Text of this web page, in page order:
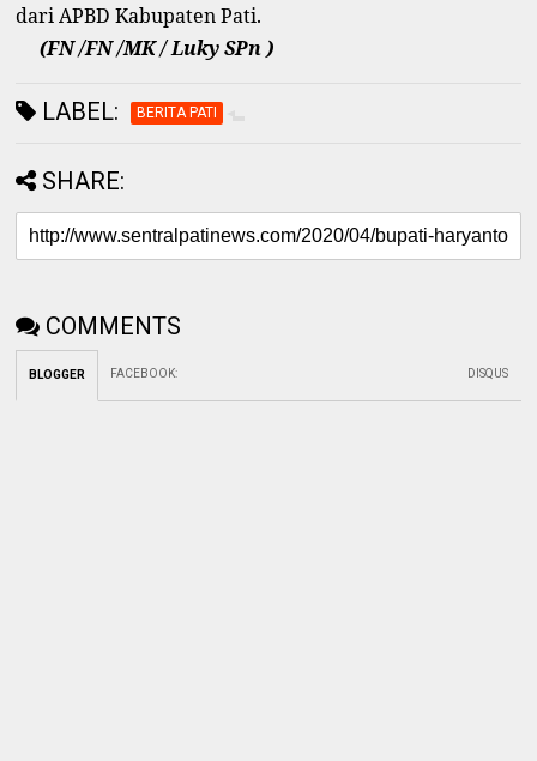
dari APBD Kabupaten Pati.
(FN /FN /MK / Luky SPn )
LABEL: BERITA PATI
SHARE:
COMMENTS
BLOGGER FACEBOOK: DISQUS